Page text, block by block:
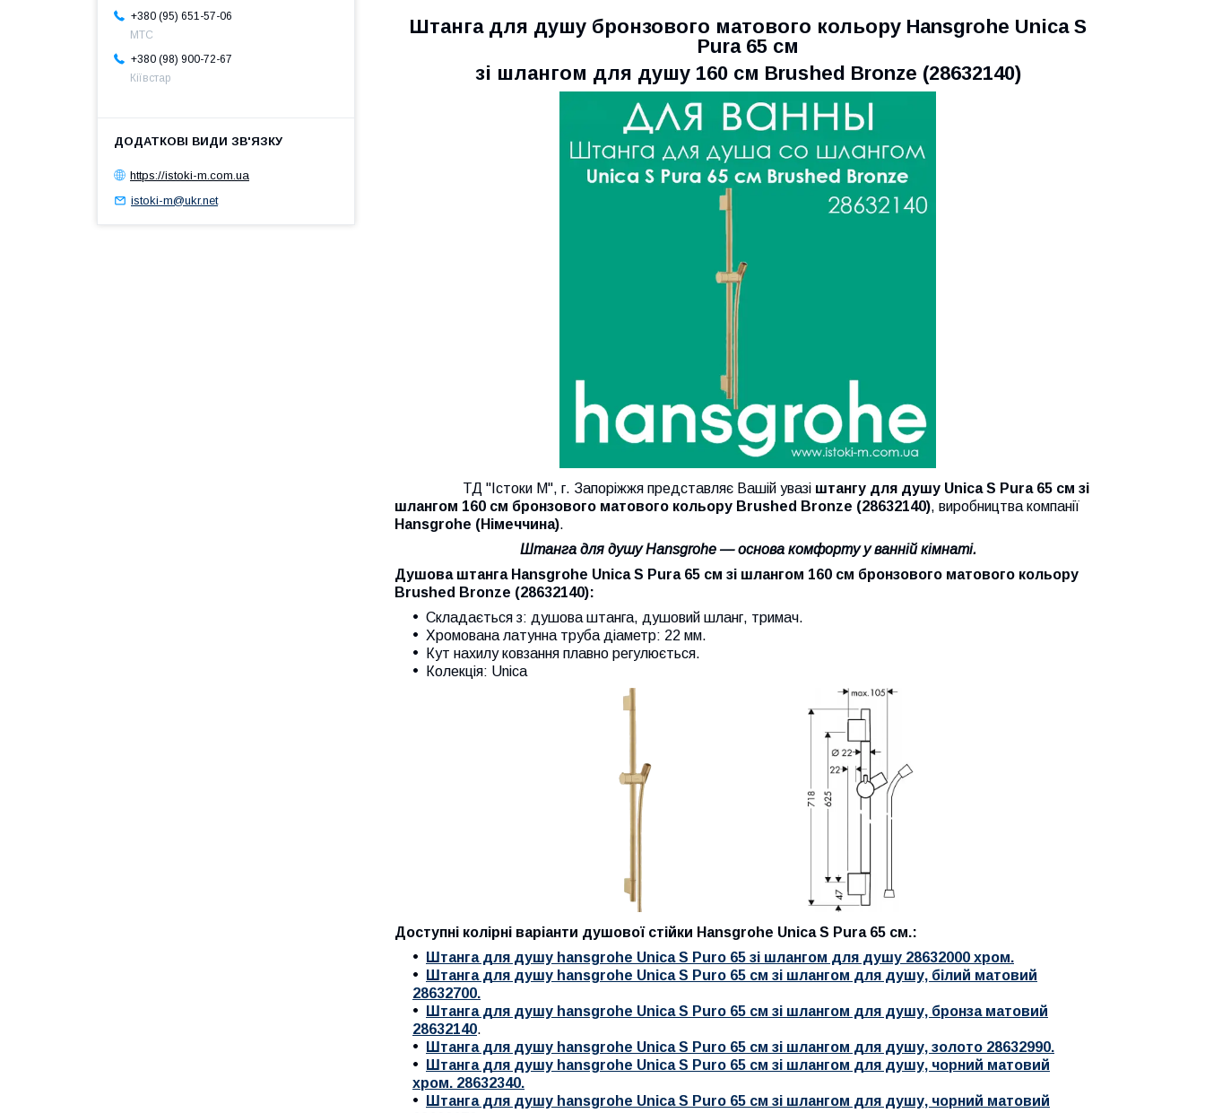
Штанга для душу бронзового матового кольору Hansgrohe Unica S
Pura 65 см
зі шлангом для душу 160 см Brushed Bronze (28632140)
ТД "Істоки М", г. Запоріжжя представляє Вашій увазі штангу для душу Unica S Pura 65 см зі
шлангом 160 см бронзового матового кольору Brushed Bronze (28632140), виробництва компанії
Hansgrohe (Німеччина).
Штанга для душу Hansgrohe — основа комфорту у ванній кімнаті.
Душова штанга Hansgrohe Unica S Pura 65 см зі шлангом 160 см бронзового матового кольору
Brushed Bronze (28632140):
Складається з: душова штанга, душовий шланг, тримач.
Хромована латунна труба діаметр: 22 мм.
Кут нахилу ковзання плавно регулюється.
Колекція: Unica
Доступні колірні варіанти душової стійки Hansgrohe Unica S Pura 65 см.:
Штанга для душу hansgrohe Unica S Puro 65 зі шлангом для душу 28632000 хром.
Штанга для душу hansgrohe Unica S Puro 65 см зі шлангом для душу, білий матовий
28632700.
Штанга для душу hansgrohe Unica S Puro 65 см зі шлангом для душу, бронза матовий
28632140.
Штанга для душу hansgrohe Unica S Puro 65 см зі шлангом для душу, золото 28632990.
Штанга для душу hansgrohe Unica S Puro 65 см зі шлангом для душу, чорний матовий
хром. 28632340.
Штанга для душу hansgrohe Unica S Puro 65 см зі шлангом для душу, чорний матовий
+380 (95) 651-57-06
MTC
+380 (98) 900-72-67
Кіївстар
https://istoki-m.com.ua
istoki-m@ukr.net